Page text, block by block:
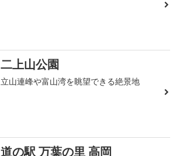
二上山公園
立山連峰や富山湾を眺望できる絶景地
道の駅 万葉の里 高岡